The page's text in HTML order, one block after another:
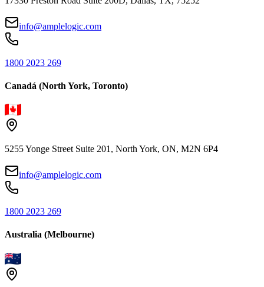
info@amplelogic.com
1800 2023 269
Canadá (North York, Toronto)
5255 Yonge Street Suite 201, North York, ON, M2N 6P4
info@amplelogic.com
1800 2023 269
Australia (Melbourne)